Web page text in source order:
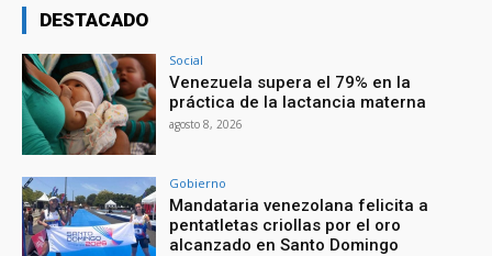
DESTACADO
Social
Venezuela supera el 79% en la
práctica de la lactancia materna
agosto 8, 2026
Gobierno
Mandataria venezolana felicita a
pentatletas criollas por el oro
alcanzado en Santo Domingo